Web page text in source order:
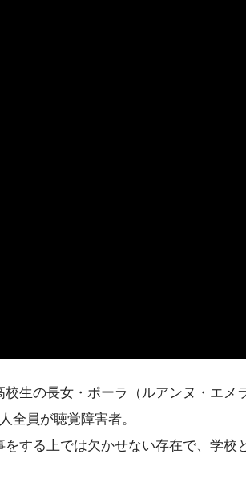
生の長女・ポーラ（ルアンヌ・エメ
全員が聴覚障害者。
する上では欠かせない存在で、学校